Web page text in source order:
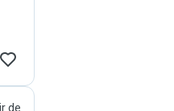
de